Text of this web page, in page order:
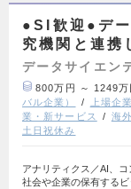
●SI歓迎●デ
究機関と連携
データサイエン
800万円 ～ 1249万
バル企業）
上場企業
業・新サービス
海
土日祝休み
アナリティクス／AI、コ
社会や企業の保有する